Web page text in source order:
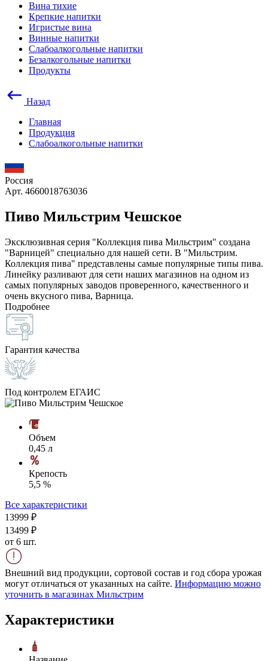
Вина тихие
Крепкие напитки
Игристые вина
Винные напитки
Слабоалкогольные напитки
Безалкогольные напитки
Продукты
Назад
Главная
Продукция
Слабоалкогольные напитки
Россия
Арт. 4660018763036
Пиво Мильстрим Чешское
Эксклюзивная серия "Коллекция пива Мильстрим" создана
"Варницей" специально для нашей сети. В "Мильстрим.
Коллекция пива" представлены самые популярные типы пива.
Линейку разливают для сети наших магазинов на одном из
самых популярных заводов проверенного, качественного и
очень вкусного пива, Варница.
Подробнее
Гарантия качества
Под контролем ЕГАИС
Объем
0,45 л
Крепость
5,5 %
Все характеристики
13999 ₽
13499 ₽
от 6 шт.
Внешний вид продукции, сортовой состав и год сбора урожая
могут отличаться от указанных на сайте. Информацию можно
уточнить в магазинах Мильстрим
Характеристики